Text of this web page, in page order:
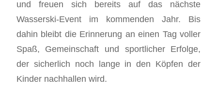
und freuen sich bereits auf das nächste
Wasserski-Event im kommenden Jahr. Bis
dahin bleibt die Erinnerung an einen Tag voller
Spaß, Gemeinschaft und sportlicher Erfolge,
der sicherlich noch lange in den Köpfen der
Kinder nachhallen wird.